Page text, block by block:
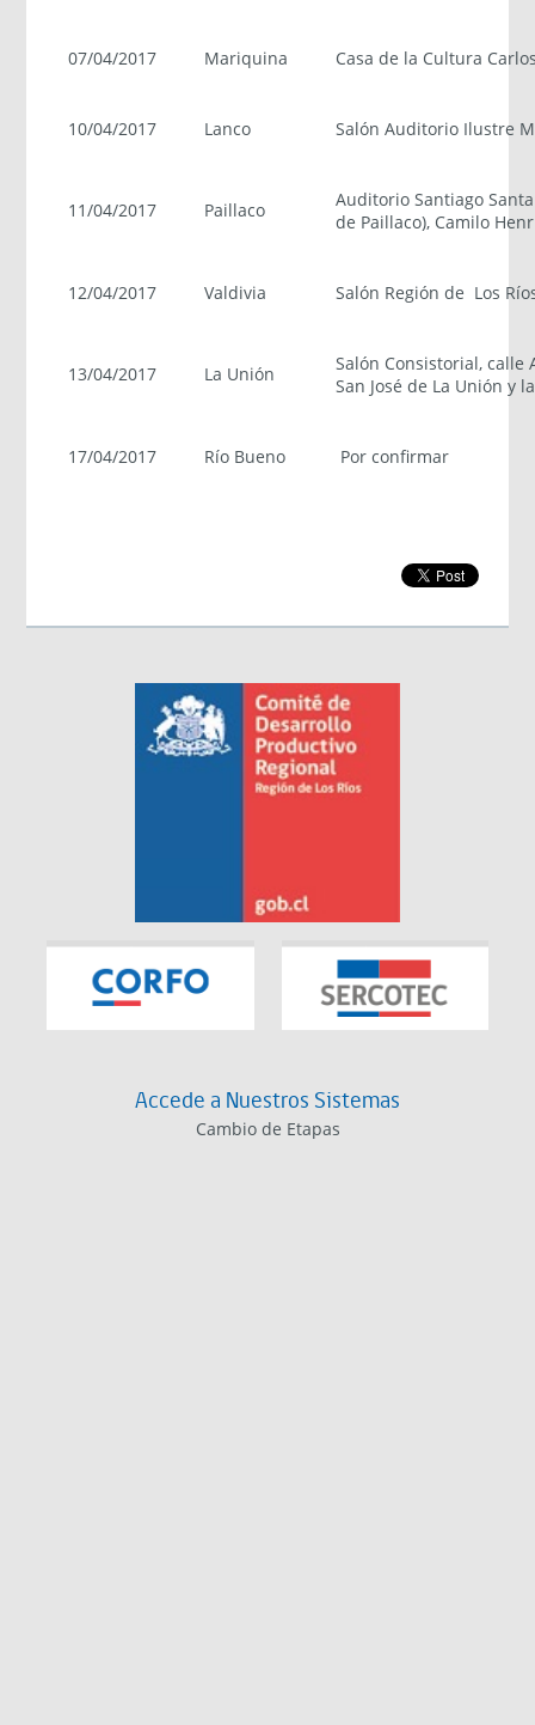
07/04/2017 Mariquina Casa de la Cultura
10/04/2017 Lanco Salón Auditorio Ilustre
11/04/2017 Paillaco
Auditorio Santiago
de Paillaco), Camilo
12/04/2017 Valdivia Salón Región de Los
13/04/2017 La Unión
Salón Consistorial,
San José de La Unión y
17/04/2017 Río Bueno Por confirmar
Accede a Nuestros Sistemas
Cambio de Etapas